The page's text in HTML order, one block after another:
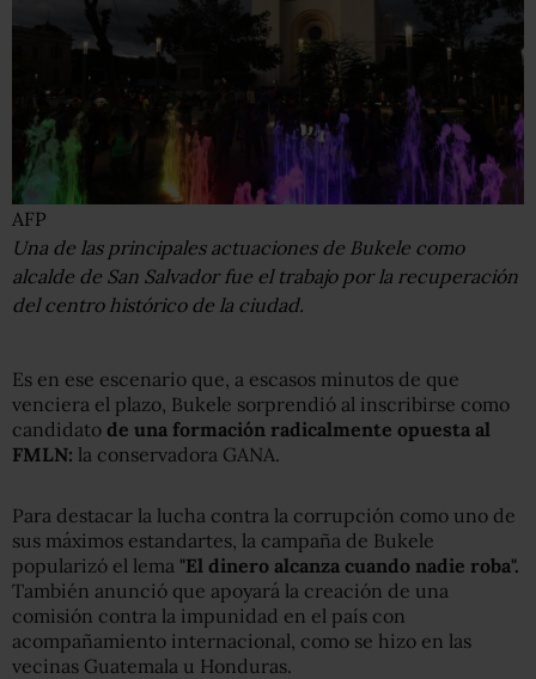
AFP
Una de las principales actuaciones de Bukele como
alcalde de San Salvador fue el trabajo por la recuperación
del centro histórico de la ciudad.
Es en ese escenario que, a escasos minutos de que
venciera el plazo, Bukele sorprendió al inscribirse como
candidato de una formación radicalmente opuesta al
FMLN: la conservadora GANA.
Para destacar la lucha contra la corrupción como uno de
sus máximos estandartes, la campaña de Bukele
popularizó el lema "El dinero alcanza cuando nadie roba".
También anunció que apoyará la creación de una
comisión contra la impunidad en el país con
acompañamiento internacional, como se hizo en las
vecinas Guatemala u Honduras.